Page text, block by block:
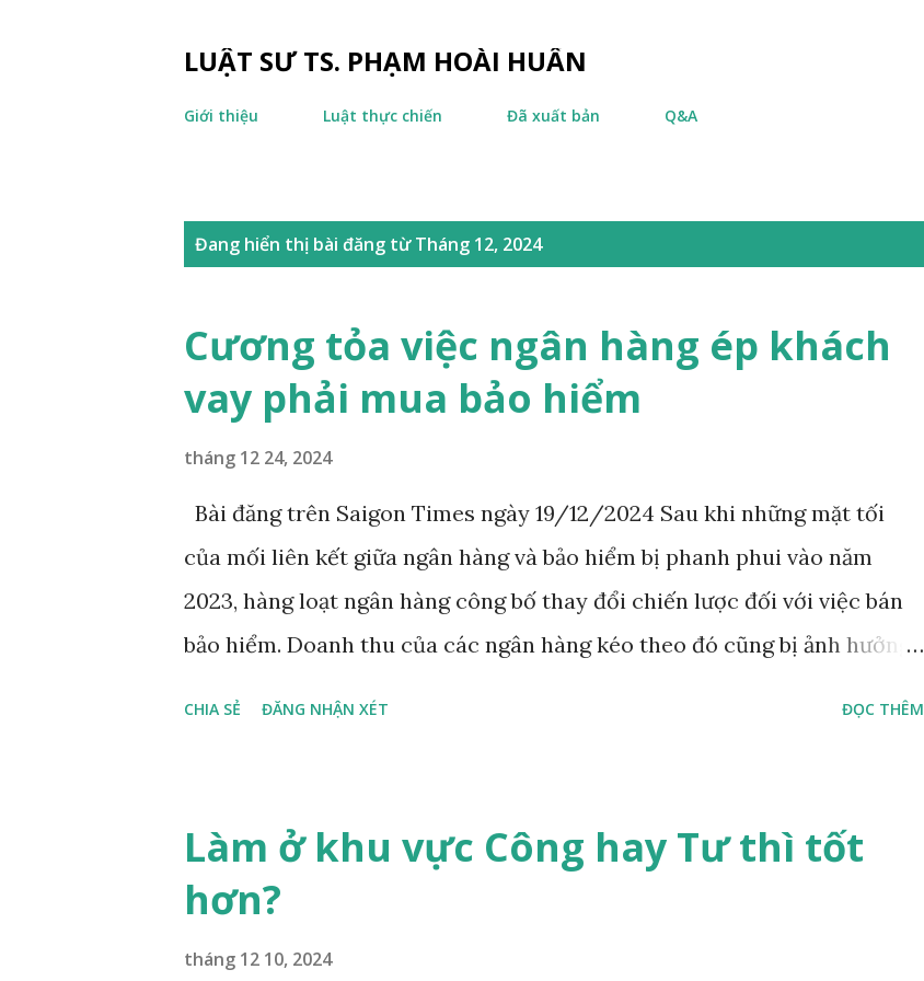
LUẬT SƯ TS. PHẠM HOÀI HUẤN
Giới thiệu Luật thực chiến Đã xuất bản Q&A
Đang hiển thị bài đăng từ Tháng 12, 2024
Cương tỏa việc ngân hàng ép khách
vay phải mua bảo hiểm
tháng 12 24, 2024
Bài đăng trên Saigon Times ngày 19/12/2024 Sau khi những mặt tối
của mối liên kết giữa ngân hàng và bảo hiểm bị phanh phui vào năm
2023, hàng loạt ngân hàng công bố thay đổi chiến lược đối với việc bán
bảo hiểm. Doanh thu của các ngân hàng kéo theo đó cũng bị ảnh hưởng
CHIA SẺ ĐĂNG NHẬN XÉT ĐỌC THÊM
Làm ở khu vực Công hay Tư thì tốt
hơn?
tháng 12 10, 2024